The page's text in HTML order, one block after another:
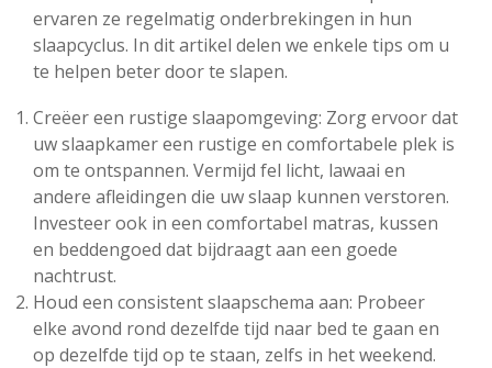
ervaren ze regelmatig onderbrekingen in hun
slaapcyclus. In dit artikel delen we enkele tips om u
te helpen beter door te slapen.
Creëer een rustige slaapomgeving: Zorg ervoor dat
uw slaapkamer een rustige en comfortabele plek is
om te ontspannen. Vermijd fel licht, lawaai en
andere afleidingen die uw slaap kunnen verstoren.
Investeer ook in een comfortabel matras, kussen
en beddengoed dat bijdraagt aan een goede
nachtrust.
Houd een consistent slaapschema aan: Probeer
elke avond rond dezelfde tijd naar bed te gaan en
op dezelfde tijd op te staan, zelfs in het weekend.